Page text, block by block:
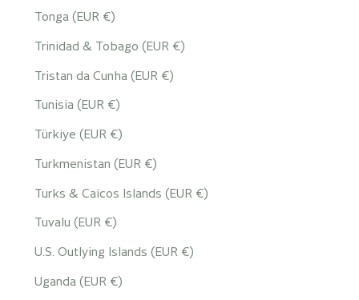
Tonga (EUR €)
Trinidad & Tobago (EUR €)
Tristan da Cunha (EUR €)
Tunisia (EUR €)
Türkiye (EUR €)
Turkmenistan (EUR €)
Turks & Caicos Islands (EUR €)
Tuvalu (EUR €)
U.S. Outlying Islands (EUR €)
Uganda (EUR €)